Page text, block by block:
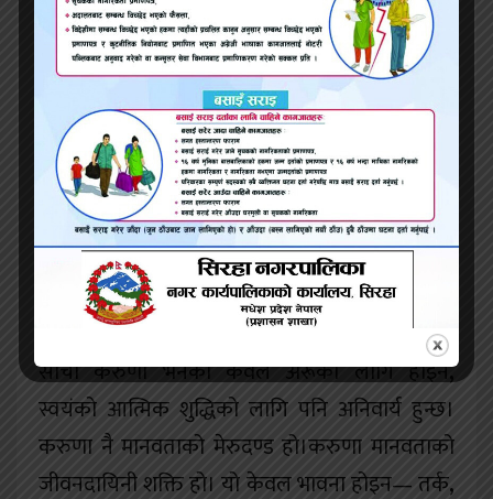
अन्त्यमा,करुणा बाल्यकालदेखि नै सिकाइनु पर्छ।
बालबालिकालाई करुणा,सहानुभूति,दया जस्ता
मानवीय मूल्यहरूमा शिक्षित गरियो भने तिनीहरू दयालु
समझदार र सामाजिक उत्तरदायित्व बोध गर्ने नागरिक
बन्न सक्छन्। विद्यालय,परिवार र समाजले मिलेर यस्तो
शिक्षा दिनुपर्छ।करुणा मानिसको हृदयमा उत्पन्न हुने एक
यस्तो शक्ति हो,जसले संसारलाई शान्त,सहिष्णु र
मानवीय बनाउँछ। जब हामी करुणाको अभ्यास गर्छौं
तब हाम्रो जीवनमा प्रेम
समझदारी र आत्मसन्तुष्टि बढ्छ।
साँचो करुणा भनेको केवल अरूको लागि होइन,
स्वयंको आत्मिक शुद्धिको लागि पनि अनिवार्य हुन्छ।
करुणा नै मानवताको मेरुदण्ड हो।करुणा मानवताको
जीवनदायिनी शक्ति हो। यो केवल भावना होइन— तर्क,